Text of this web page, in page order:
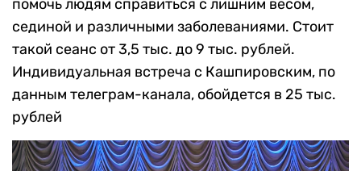
помочь людям справиться с лишним весом,
сединой и различными заболеваниями. Стоит
такой сеанс от 3,5 тыс. до 9 тыс. рублей.
Индивидуальная встреча с Кашпировским, по
данным телеграм-канала, обойдется в 25 тыс.
рублей